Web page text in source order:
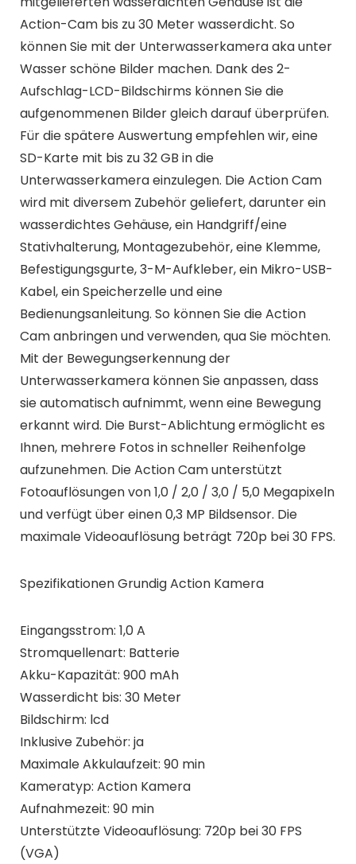
Action-Cam bis zu 30 Meter wasserdicht. So
können Sie mit der Unterwasserkamera aka unter
Wasser schöne Bilder machen. Dank des 2-
Aufschlag-LCD-Bildschirms können Sie die
aufgenommenen Bilder gleich darauf überprüfen.
Für die spätere Auswertung empfehlen wir, eine
SD-Karte mit bis zu 32 GB in die
Unterwasserkamera einzulegen. Die Action Cam
wird mit diversem Zubehör geliefert, darunter ein
wasserdichtes Gehäuse, ein Handgriff/eine
Stativhalterung, Montagezubehör, eine Klemme,
Befestigungsgurte, 3-M-Aufkleber, ein Mikro-USB-
Kabel, ein Speicherzelle und eine
Bedienungsanleitung. So können Sie die Action
Cam anbringen und verwenden, qua Sie möchten.
Mit der Bewegungserkennung der
Unterwasserkamera können Sie anpassen, dass
sie automatisch aufnimmt, wenn eine Bewegung
erkannt wird. Die Burst-Ablichtung ermöglicht es
Ihnen, mehrere Fotos in schneller Reihenfolge
aufzunehmen. Die Action Cam unterstützt
Fotoauflösungen von 1,0 / 2,0 / 3,0 / 5,0 Megapixeln
und verfügt über einen 0,3 MP Bildsensor. Die
maximale Videoauflösung beträgt 720p bei 30 FPS.
Spezifikationen Grundig Action Kamera
Eingangsstrom: 1,0 A
Stromquellenart: Batterie
Akku-Kapazität: 900 mAh
Wasserdicht bis: 30 Meter
Bildschirm: lcd
Inklusive Zubehör: ja
Maximale Akkulaufzeit: 90 min
Kameratyp: Action Kamera
Aufnahmezeit: 90 min
Unterstützte Videoauflösung: 720p bei 30 FPS
(VGA)